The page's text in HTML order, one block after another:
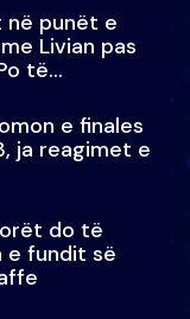
në punët e
Livian pas
të
e finales
ja reagimet e
do të
e fundit së